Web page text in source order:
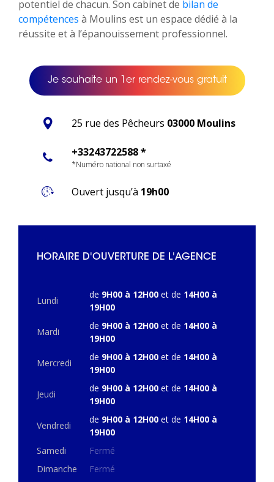
potentiel de chacun. Son cabinet de bilan de
compétences à Moulins est un espace dédié à la
réussite et à l’épanouissement professionnel.
Je souhaite un 1er rendez-vous gratuit
25 rue des Pêcheurs 03000 Moulins
+33243722588 *
*Numéro national non surtaxé
Ouvert jusqu’à 19h00
HORAIRE D'OUVERTURE DE L'AGENCE
Lundi
de 9H00 à 12H00 et de 14H00 à
19H00
Mardi
de 9H00 à 12H00 et de 14H00 à
19H00
Mercredi
de 9H00 à 12H00 et de 14H00 à
19H00
Jeudi
de 9H00 à 12H00 et de 14H00 à
19H00
Vendredi
de 9H00 à 12H00 et de 14H00 à
19H00
Samedi
Fermé
Dimanche
Fermé